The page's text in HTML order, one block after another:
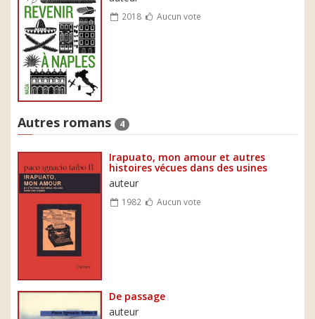
2018 Aucun vote
Autres romans 4
Irapuato, mon amour et autres
histoires vécues dans des usines
auteur
1982 Aucun vote
De passage
auteur